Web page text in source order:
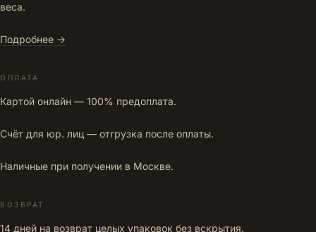
веса.
Подробнее →
ОПЛАТА
Картой онлайн — 100% предоплата.
Счёт для юр. лиц — отгрузка после оплаты.
Наличные при получении в Москве.
ВОЗВРАТ
14 дней на возврат целых упаковок без вскрытия.